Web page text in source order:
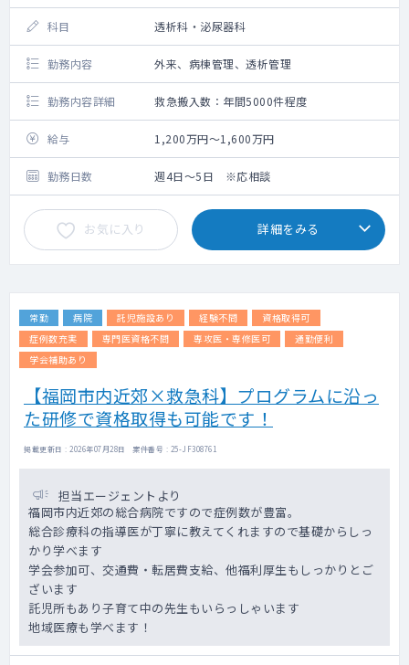
科目 透析科・泌尿器科
勤務内容 外来、病棟管理、透析管理
勤務内容詳細 救急搬入数：年間5000件程度
給与 1,200万円～1,600万円
勤務日数 週4日～5日 ※応相談
お気に入り 詳細をみる
常勤 病院 託児施設あり 経験不問
資格取得可
症例数充実
専門医資格不問 専攻医・専修医可
通勤便利
学会補助あり
【福岡市内近郊×救急科】プログラムに沿っ
た研修で資格取得も可能です！
掲載更新日 : 2026年07月28日 案件番号 : 25-JF308761
担当エージェントより
福岡市内近郊の総合病院ですので症例数が豊富。
総合診療科の指導医が丁寧に教えてくれますので基礎からしっ
かり学べます
学会参加可、交通費・転居費支給、他福利厚生もしっかりとご
ざいます
託児所もあり子育て中の先生もいらっしゃいます
地域医療も学べます！